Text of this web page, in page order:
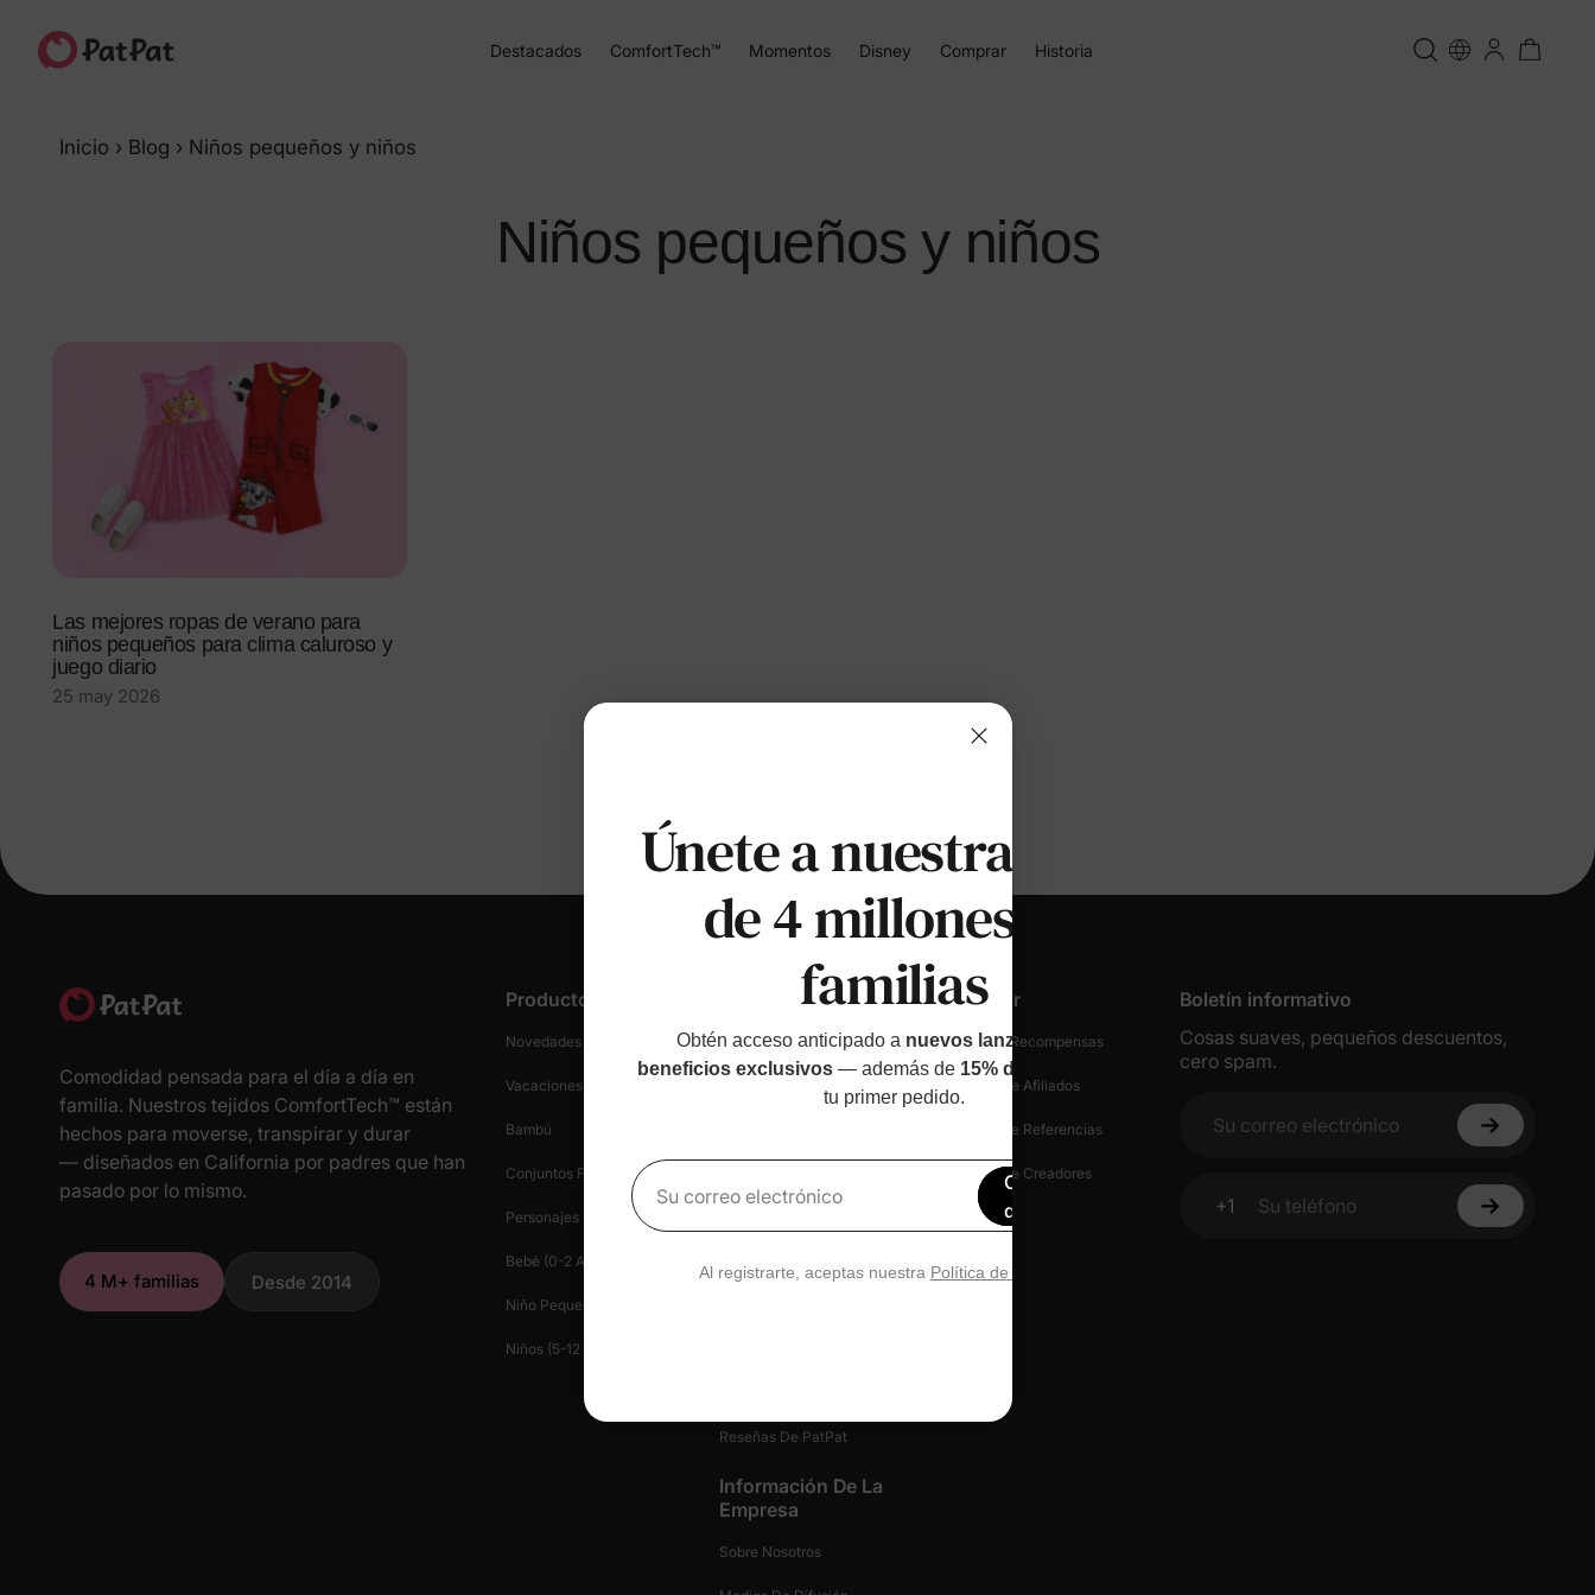
Destacados ComfortTech™ Momentos Disney Comprar Historia
Inicio › Blog › Niños pequeños y niños
Niños pequeños y niños
Las mejores ropas de verano para
niños pequeños para clima caluroso y
juego diario
25 may 2026
Comodidad pensada para el día a día en
familia. Nuestros tejidos ComfortTech™ están
hechos para moverse, transpirar y durar
— diseñados en California por padres que han
pasado por lo mismo.
4 M+ familias Desde 2014
Productos
Novedades Y Destacados
Vacaciones
Bambú
Conjuntos Familiares A Juego
Personajes
Bebé (0-2 Años)
Niño Pequeño (2-6 Años)
Niños (5-12 Años)
Atención Al Cliente
Rastrear Tu Pedido
Reseñas De PatPat
Descubrir
Fidelidad Y Recompensas
Programa De Afiliados
Programa De Referencias
Programa De Creadores
Información De La
Empresa
Sobre Nosotros
Boletín informativo
Cosas suaves, pequeños descuentos,
cero spam.
Su correo electrónico
+1
Su teléfono
Únete a nuestras más
de 4 millones de
familias
Obtén acceso anticipado a nuevos lanzamientos y
beneficios exclusivos— además de 15% de descuento
tu primer pedido.
Su correo electrónico
Obtén un 15%
de descuento
Al registrarte, aceptas nuestra Política de privacidad